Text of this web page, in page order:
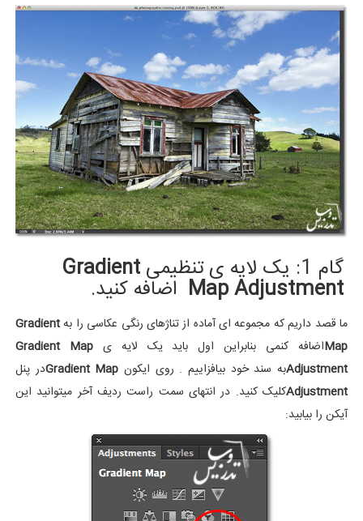
گام 1: یک لایه ی تنظیمی Gradient
Map Adjustment اضافه کنید.
ما قصد داریم که مجموعه ای آماده از تناژهای رنگی عکاسی را بهGradient
Mapاضافه کنمی بنابراین اول باید یک لایه یGradient Map
Adjustmentبه سند خود بیافزاییم . روی ایکون Gradient Mapدر پنل
Adjustmentکلیک کنید. در انتهای سمت راست ردیف آخر میتوانید این
آیکن را بیابید: